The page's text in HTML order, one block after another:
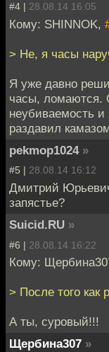
#4 | 28.08.14 16:05
Кому: SHINNOK,
> Не, я часы
Я уже давно
часы, ломаются.
неубиваемость и
раздавил
pekmop1024 »
#5 | 28.08.14 16:12
Дмитрий
запястье?
Suicid.RU »
#6 | 28.08.14 16:22
Кому:
> После того как
А ты, суровый!!!
Щербина307 »